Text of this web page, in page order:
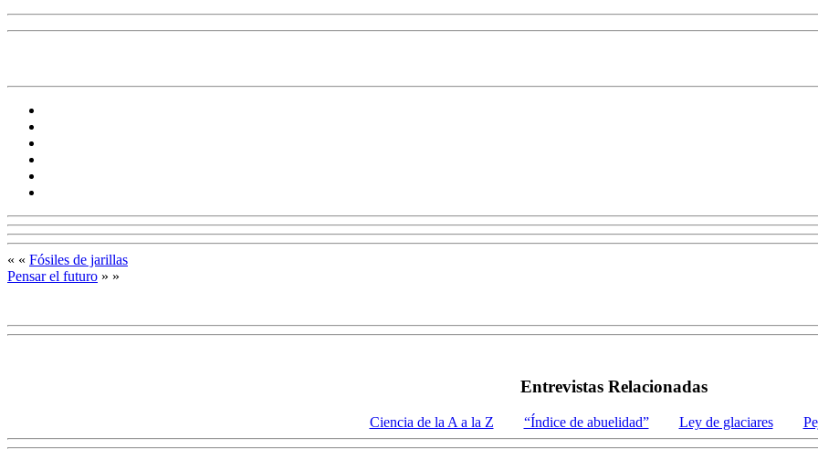
« « Fósiles de jarillas
Pensar el futuro » »
Entrevistas Relacionadas
Ciencia de la A a la Z “Índice de abuelidad” Ley de glaciares